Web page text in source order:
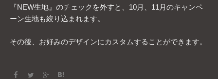
『NEW生地』のチェックを外すと、10月、11月のキャンペ
ーン生地も絞り込まれます。
その後、お好みのデザインにカスタムすることができます。